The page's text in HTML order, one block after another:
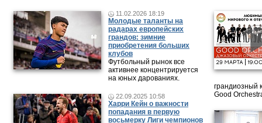
11.02.2026 18:19
Молодые таланты на
радарах европейских
грандов: зимние
приобретения больших
клубов
Футбольный рынок все
активнее концентрируется
на юных дарованиях.
22.09.2025 10:58
Харри Кейн о важности
попадания в первую
восьмерку Лиги чемпионов
грандиозный
Good